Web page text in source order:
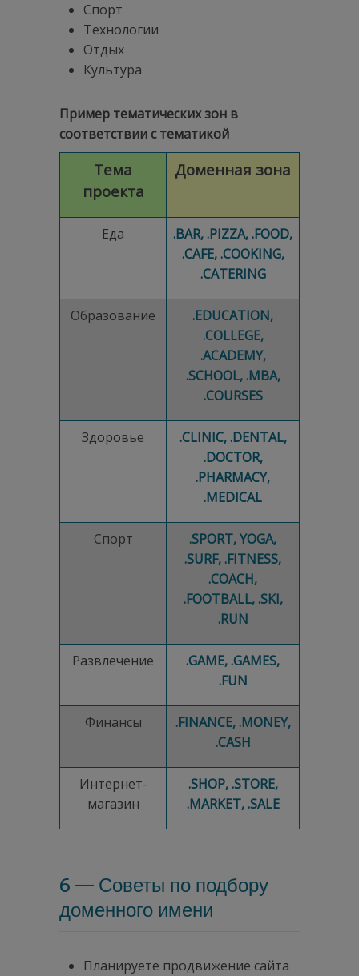
Спорт
Технологии
Отдых
Культура
Пример тематических зон в
соответствии с тематикой
Тема
проекта
Доменная зона
Еда
.BAR, .PIZZA, .FOOD,
.CAFE, .COOKING,
.CATERING
Образование
.EDUCATION,
.COLLEGE,
.ACADEMY,
.SCHOOL, .MBA,
.COURSES
Здоровье
.CLINIC, .DENTAL,
.DOCTOR,
.PHARMACY,
.MEDICAL
Спорт
.SPORT, YOGA,
.SURF, .FITNESS,
.COACH,
.FOOTBALL, .SKI,
.RUN
Развлечение
.GAME, .GAMES,
.FUN
Финансы
.FINANCE, .MONEY,
.CASH
Интернет-
магазин
.SHOP, .STORE,
.MARKET, .SALE
6 — Советы по подбору
доменного имени
Планируете продвижение сайта